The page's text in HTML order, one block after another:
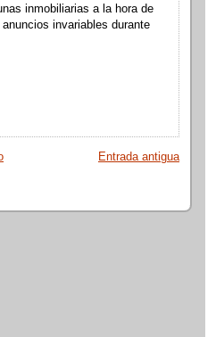
inmobiliarias a la hora de
invariables durante
Entrada antigua